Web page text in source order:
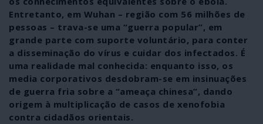
Entretanto, em Wuhan – região com 56 milhões de
pessoas – trava-se uma “guerra popular”, em
grande parte com suporte voluntário, para conter
a disseminação do vírus e cuidar dos infectados. É
uma realidade mal conhecida: enquanto isso, os
media corporativos desdobram-se em insinuações
de guerra fria sobre a “ameaça chinesa”, dando
origem à multiplicação de casos de xenofobia
contra cidadãos orientais.